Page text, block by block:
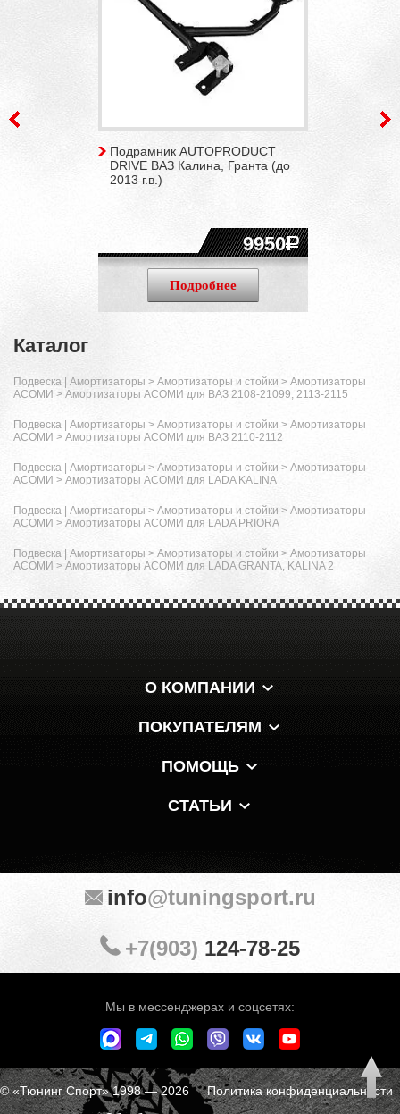
Подрамник AUTOPRODUCT
DRIVE ВАЗ Калина, Гранта (до
2013 г.в.)
9950
Подробнее
Каталог
Подвеска | Амортизаторы > Амортизаторы и стойки > Амортизаторы
АСОМИ > Амортизаторы АСОМИ для ВАЗ 2108-21099, 2113-2115
Подвеска | Амортизаторы > Амортизаторы и стойки > Амортизаторы
АСОМИ > Амортизаторы АСОМИ для ВАЗ 2110-2112
Подвеска | Амортизаторы > Амортизаторы и стойки > Амортизаторы
АСОМИ > Амортизаторы АСОМИ для LADA KALINA
Подвеска | Амортизаторы > Амортизаторы и стойки > Амортизаторы
АСОМИ > Амортизаторы АСОМИ для LADA PRIORA
Подвеска | Амортизаторы > Амортизаторы и стойки > Амортизаторы
АСОМИ > Амортизаторы АСОМИ для LADA GRANTA, KALINA 2
О КОМПАНИИ
ПОКУПАТЕЛЯМ
ПОМОЩЬ
СТАТЬИ
Мы в мессенджерах и соцсетях:
info@tuningsport.ru
+7(903) 124-78-25
© «Тюнинг Спорт» 1998 — 2026Политика конфиденциальности